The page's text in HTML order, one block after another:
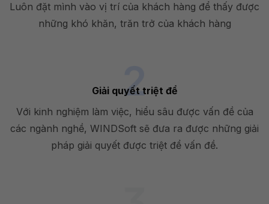
Luôn đặt mình vào vị trí của khách hàng để thấy được
những khó khăn, trăn trở của khách hàng
Giải quyết triệt để
Với kinh nghiệm làm việc, hiểu sâu được vấn đề của
các ngành nghề, WINDSoft sẽ đưa ra được những giải
pháp giải quyết được triệt để vấn đề.